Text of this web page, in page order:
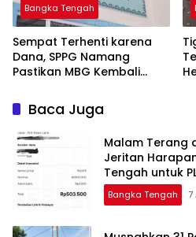
Bangka Tengah
‎Sempat Terhenti karena
Dana, SPPG Namang
Pastikan MBG Kembali
Baca Juga
Malam Terang
Jeritan
Tengah untuk
Bangka Tengah 7